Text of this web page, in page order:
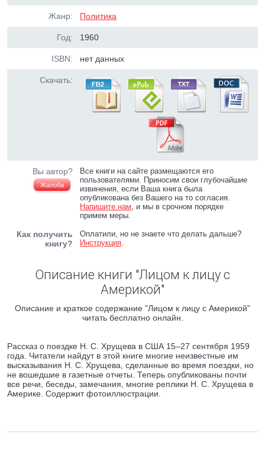
Жанр: Политика
Год: 1960
ISBN: нет данных
Скачать:
Вы автор?
Жалоба
Все книги на сайте размещаются его
пользователями. Приносим свои глубочайшие
извинения, если Ваша книга была
опубликована без Вашего на то согласия.
Напишите нам, и мы в срочном порядке
примем меры.
Как получить
книгу?
Оплатили, но не знаете что делать дальше?
Инструкция.
Описание книги "Лицом к лицу с
Америкой"
Описание и краткое содержание "Лицом к лицу с Америкой"
читать бесплатно онлайн.
Рассказ о поездке Н. С. Хрущева в США 15–27 сентября 1959
года. Читатели найдут в этой книге многие неизвестные им
высказывания Н. С. Хрущева, сделанные во время поездки, но
не вошедшие в газетные отчеты. Теперь опубликованы почти
все речи, беседы, замечания, многие реплики Н. С. Хрущева в
Америке. Содержит фотоиллюстрации.